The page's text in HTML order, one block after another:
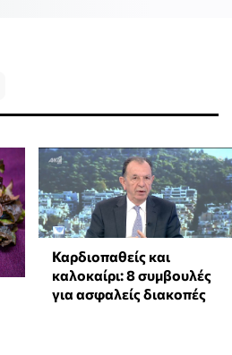
Καρδιοπαθείς και
καλοκαίρι: 8 συμβουλές
για ασφαλείς διακοπές